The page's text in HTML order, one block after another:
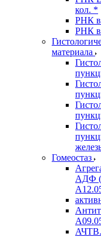
кол. *
РНК
РНК
материала
Гомеостаз
АДФ
АЧТВ.